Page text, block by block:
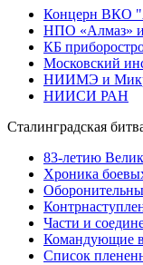
Концерн ВКО
НПО «Алмаз»
КБ
Московский
НИИМЭ и
НИИСИ РАН
Сталинградская
83-летию
Хроника
Части и
Командующие
Список